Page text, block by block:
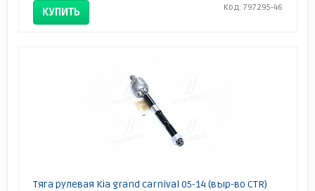
КУПИТЬ Код: 797295-46
Тяга рулевая Kia grand carnival 05-14 (выр-во CTR)